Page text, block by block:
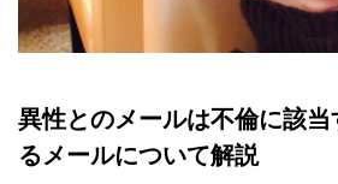
異性とのメールは不倫に該
るメールについて解説